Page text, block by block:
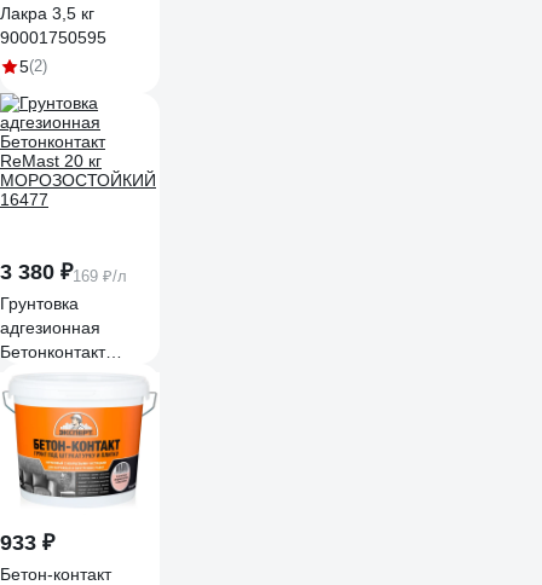
Лакра 3,5 кг
90001750595
5(2)
3 380 ₽169 ₽/л
Грунтовка
адгезионная
Бетонконтакт
ReMast 20 кг
МОРОЗОСТОЙКИЙ
16477
933 ₽
Бетон-контакт